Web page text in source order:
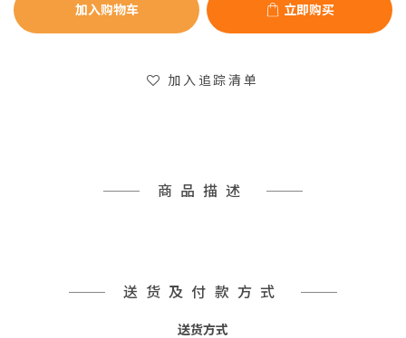
加入购物车 立即购买
加入追踪清单
商品描述
送货及付款方式
送货方式